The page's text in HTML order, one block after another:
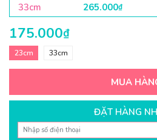
33cm 265.000₫
175.000₫
23cm 33cm
MUA
ĐẶT HÀNG